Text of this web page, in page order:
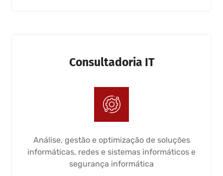
Consultadoria IT
Análise, gestão e optimização de soluções
informáticas, redes e sistemas informáticos e
segurança informática